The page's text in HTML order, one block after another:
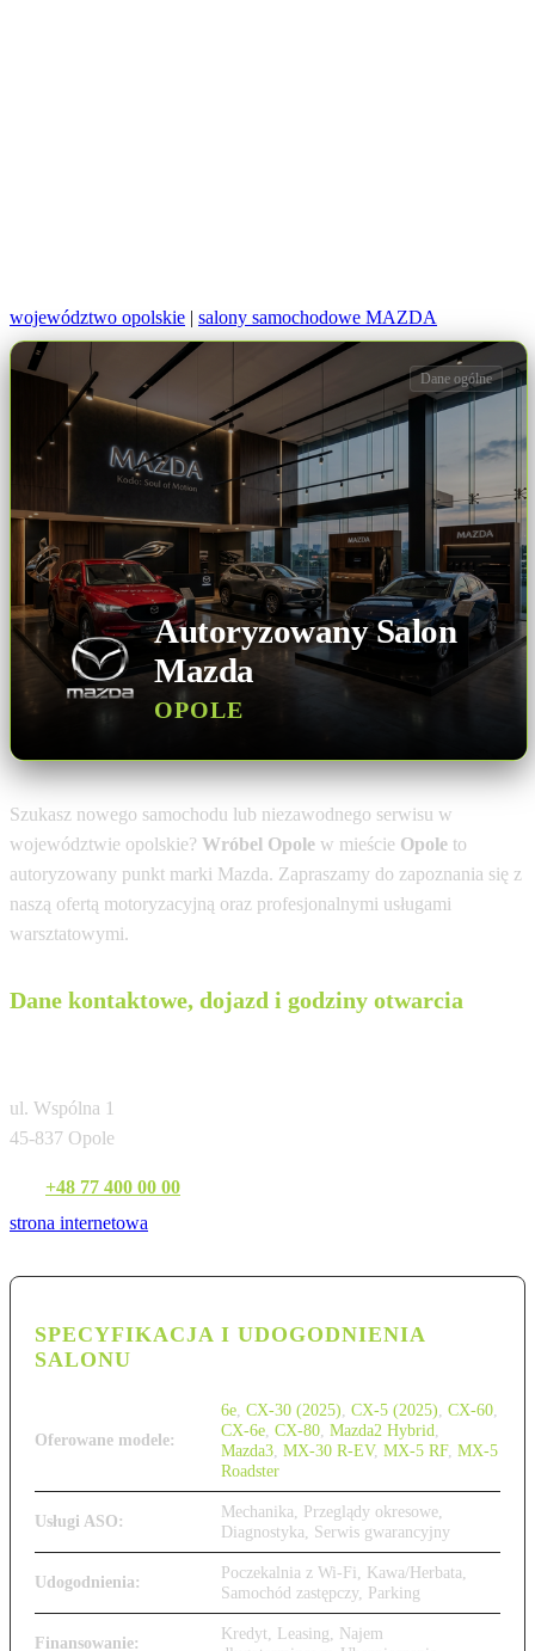
województwo opolskie | salony samochodowe MAZDA
Autoryzowany Salon
Mazda
OPOLE
Dane ogólne
Szukasz nowego samochodu lub niezawodnego serwisu w
województwie opolskie? Wróbel Opole w mieście Opole to
autoryzowany punkt marki Mazda. Zapraszamy do zapoznania się z
naszą ofertą motoryzacyjną oraz profesjonalnymi usługami
warsztatowymi.
Dane kontaktowe, dojazd i godziny otwarcia
ul. Wspólna 1
45-837 Opole
+48 77 400 00 00
strona internetowa
SPECYFIKACJA I UDOGODNIENIA
SALONU
Oferowane modele:
6e CX-30 (2025) CX-5 (2025) CX-60
CX-6e CX-80 Mazda2 Hybrid
Mazda3 MX-30 R-EV, MX-5 RF, MX-5
Roadster
Usługi ASO:
Mechanika, Przeglądy okresowe,
Diagnostyka, Serwis gwarancyjny
Udogodnienia:
Poczekalnia z Wi-Fi, Kawa/Herbata,
Samochód zastępczy, Parking
Finansowanie:
Kredyt, Leasing, Najem